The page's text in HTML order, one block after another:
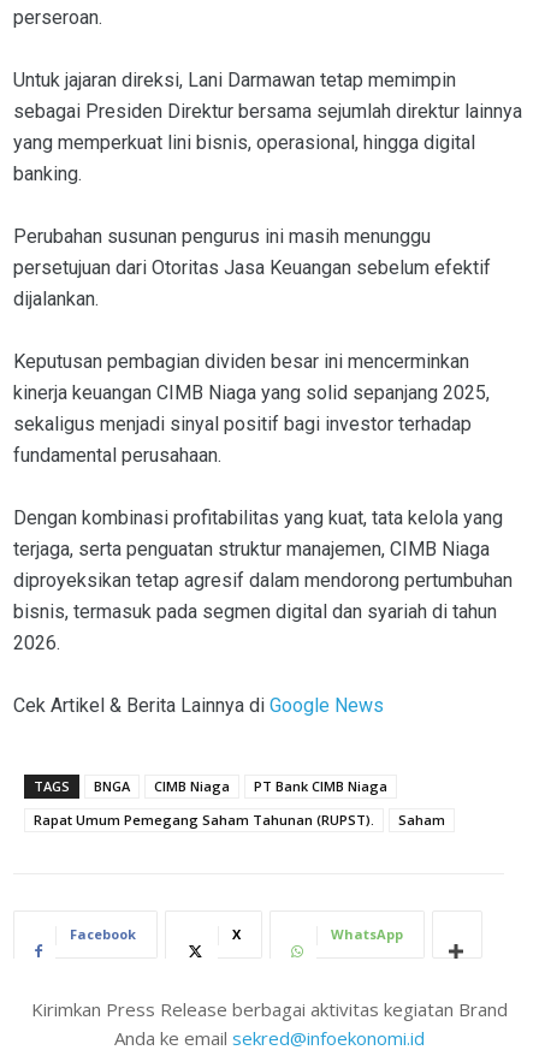
perseroan.
Untuk jajaran direksi, Lani Darmawan tetap memimpin
sebagai Presiden Direktur bersama sejumlah direktur lainnya
yang memperkuat lini bisnis, operasional, hingga digital
banking.
Perubahan susunan pengurus ini masih menunggu
persetujuan dari Otoritas Jasa Keuangan sebelum efektif
dijalankan.
Keputusan pembagian dividen besar ini mencerminkan
kinerja keuangan CIMB Niaga yang solid sepanjang 2025,
sekaligus menjadi sinyal positif bagi investor terhadap
fundamental perusahaan.
Dengan kombinasi profitabilitas yang kuat, tata kelola yang
terjaga, serta penguatan struktur manajemen, CIMB Niaga
diproyeksikan tetap agresif dalam mendorong pertumbuhan
bisnis, termasuk pada segmen digital dan syariah di tahun
2026.
Cek Artikel & Berita Lainnya di Google News
TAGS BNGA CIMB Niaga
PT Bank CIMB Niaga
Rapat Umum Pemegang Saham Tahunan (RUPST).
Saham
Facebook X WhatsApp
Kirimkan Press Release berbagai aktivitas kegiatan Brand
Anda ke email sekred@infoekonomi.id